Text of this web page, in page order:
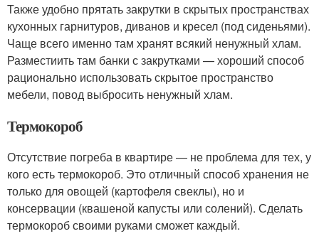
Также удобно прятать закрутки в скрытых пространствах
кухонных гарнитуров, диванов и кресел (под сиденьями).
Чаще всего именно там хранят всякий ненужный хлам.
Разместиить там банки с закрутками — хороший способ
рационально использовать скрытое пространство
мебели, повод выбросить ненужный хлам.
Термокороб
Отсутствие погреба в квартире — не проблема для тех, у
кого есть термокороб. Это отличный способ хранения не
только для овощей (картофеля свеклы), но и
консервации (квашеной капусты или солений). Сделать
термокороб своими руками сможет каждый.